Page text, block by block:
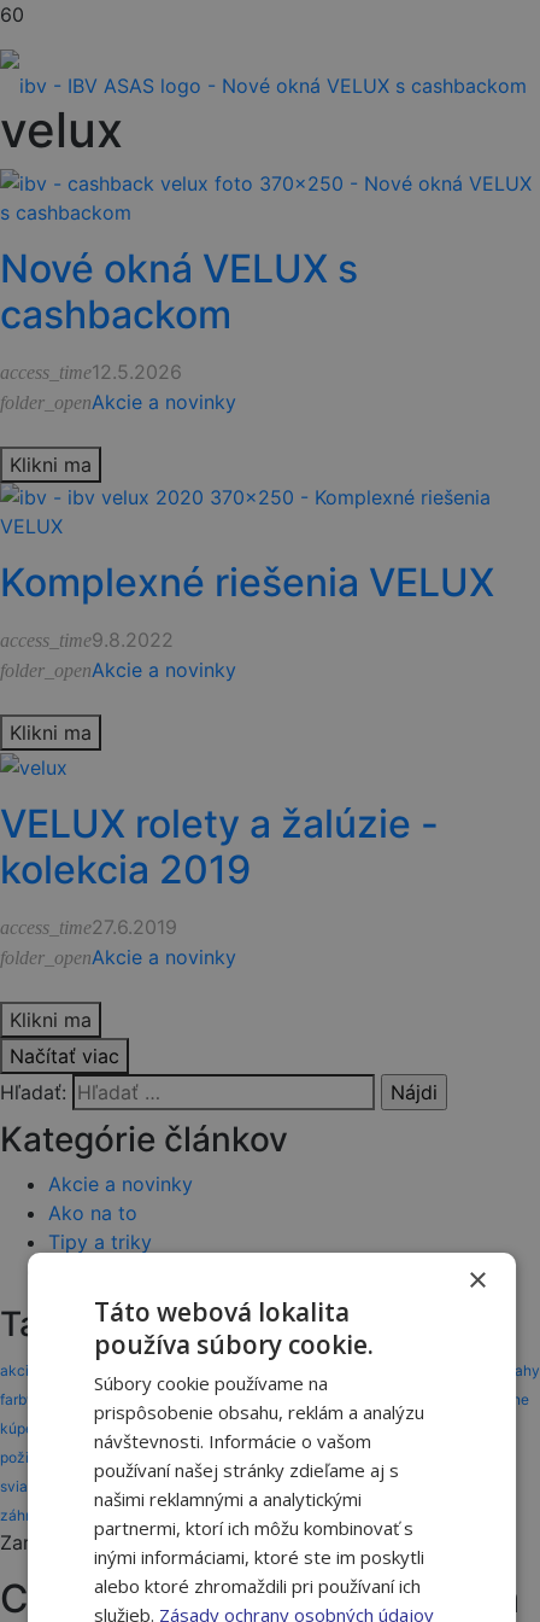
velux
Nové okná VELUX s
cashbackom
access_time12.5.2026
folder_openAkcie a novinky
Klikni ma
Komplexné riešenia VELUX
access_time9.8.2022
folder_openAkcie a novinky
Klikni ma
VELUX rolety a žalúzie -
kolekcia 2019
access_time27.6.2019
folder_openAkcie a novinky
Klikni ma
Načítať viac
Hľadať:
Kategórie článkov
Akcie a novinky
Ako na to
Tipy a triky
Tagy
akcia
dvere a podlahy
farby a laky
karta partnera
kúpeľne
kúpeľňa
kúrenie lepidlo nakupuj a užívaj odmeny
požičovňa
sviatky
vernostné programy vernostný program vianoce
záhrada
zľava
Zaregistrujte sa na odber newslettera
Chcem emaily o novinkách a
×
Táto webová lokalita
používa súbory cookie.
Súbory cookie používame na
prispôsobenie obsahu, reklám a analýzu
návštevnosti. Informácie o vašom
používaní našej stránky zdieľame aj s
našimi reklamnými a analytickými
partnermi, ktorí ich môžu kombinovať s
inými informáciami, ktoré ste im poskytli
alebo ktoré zhromaždili pri používaní ich
služieb. Zásady ochrany osobných údajov